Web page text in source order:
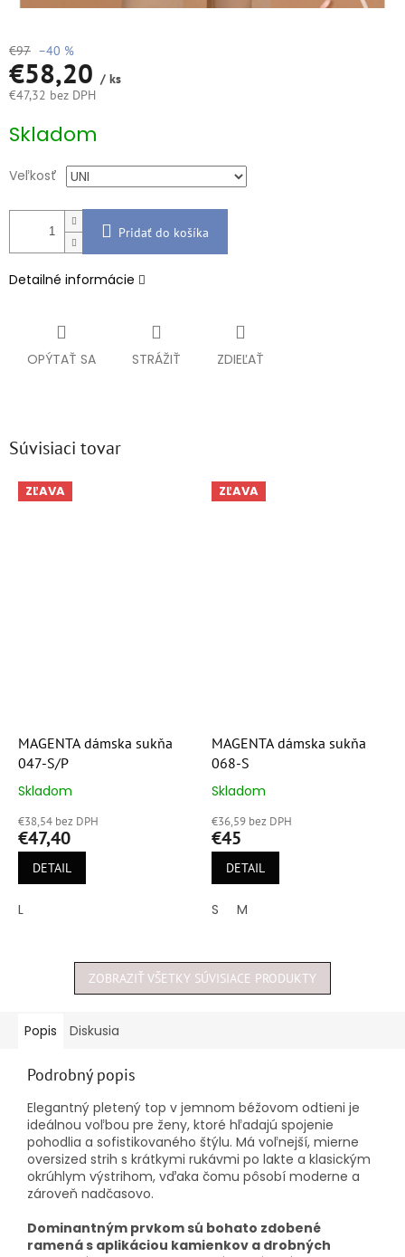
€97 –40 %
€58,20 / ks
€47,32 bez DPH
cena:
Skladom
Veľkosť
Pridať do košíka
Detailné informácie
OPÝTAŤ SA STRÁŽIŤ ZDIEĽAŤ
Súvisiaci tovar
ZĽAVA
MAGENTA dámska sukňa
047-S/P
Priemerné
produktu
je
5,0
hviezdičiek.
Skladom
€38,54 bez DPH
€47,40
DETAIL
L
ZĽAVA
MAGENTA dámska sukňa
068-S
Priemerné
produktu
je
5,0
hviezdičiek.
Skladom
€36,59 bez DPH
€45
DETAIL
S M
ZOBRAZIŤ VŠETKY SÚVISIACE PRODUKTY
Popis Diskusia
Podrobný popis
Elegantný pletený top v jemnom béžovom odtieni je
ideálnou voľbou pre ženy, ktoré hľadajú spojenie
pohodlia a sofistikovaného štýlu. Má voľnejší, mierne
oversized strih s krátkymi rukávmi po lakte a klasickým
okrúhlym výstrihom, vďaka čomu pôsobí moderne a
zároveň nadčasovo.
Dominantným prvkom sú bohato zdobené
ramená s aplikáciou kamienkov a drobných